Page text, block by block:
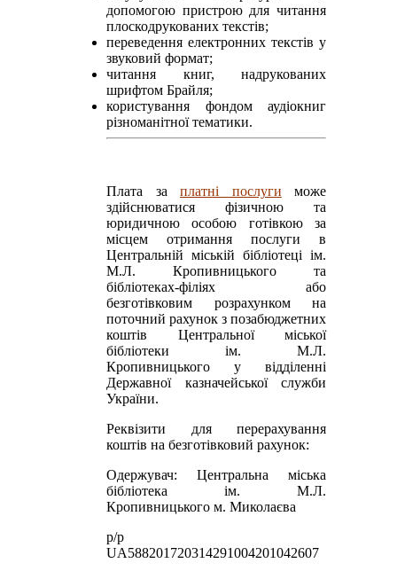
допомогою пристрою для читання
плоскодрукованих текстів;
переведення електронних текстів у
звуковий формат;
читання книг, надрукованих
шрифтом Брайля;
користування фондом аудіокниг
різноманітної тематики.
Плата за платні послуги може
здійснюватися фізичною та
юридичною особою готівкою за
місцем отримання послуги в
Центральній міській бібліотеці ім.
М.Л. Кропивницького та
бібліотеках-філіях або
безготівковим розрахунком на
поточний рахунок з позабюджетних
коштів Центральної міської
бібліотеки ім. М.Л.
Кропивницького у відділенні
Державної казначейської служби
України.
Реквізити для перерахування
коштів на безготівковий рахунок:
Одержувач: Центральна міська
бібліотека ім. М.Л.
Кропивницького м. Миколаєва
р/р
UA588201720314291004201042607